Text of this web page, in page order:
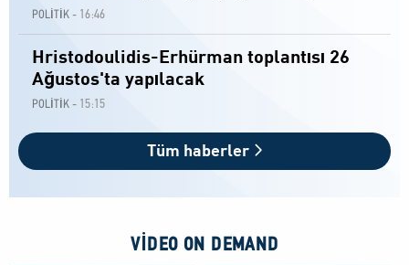
POLİTİK - 16:46
Hristodoulidis-Erhürman toplantısı 26
Ağustos'ta yapılacak
POLİTİK - 15:15
Tüm haberler
VIDEO ON DEMAND